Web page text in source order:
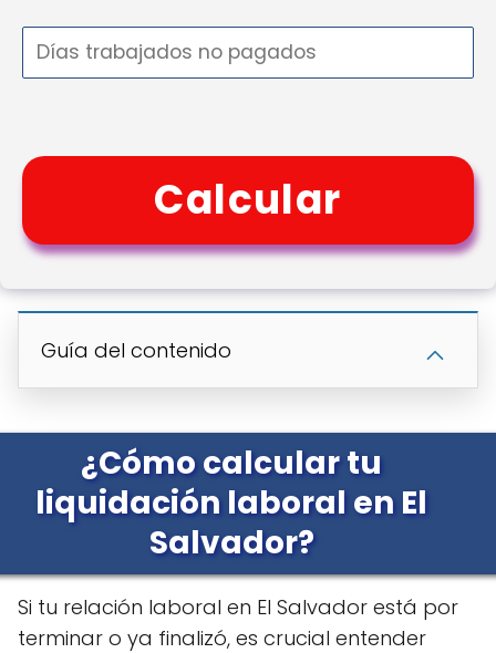
Calcular
Guía del contenido
¿Cómo calcular tu
liquidación laboral en El
Salvador?
Si tu relación laboral en El Salvador está por
terminar o ya finalizó, es crucial entender